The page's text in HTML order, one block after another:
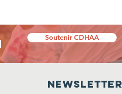
Soutenir CDHAA
Newsletter